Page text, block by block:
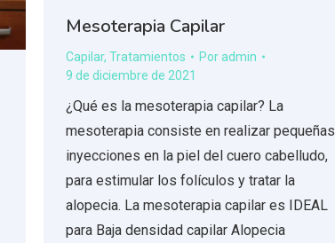
Mesoterapia Capilar
Capilar, Tratamientos Poradmin
9 de diciembre de 2021
¿Qué es la mesoterapia capilar? La
mesoterapia consiste en realizar pequeñas
inyecciones en la piel del cuero cabelludo,
para estimular los folículos y tratar la
alopecia. La mesoterapia capilar es IDEAL
para Baja densidad capilar Alopecia